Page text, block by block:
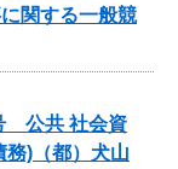
関する一般競
公共 社会資
務)（都）犬山